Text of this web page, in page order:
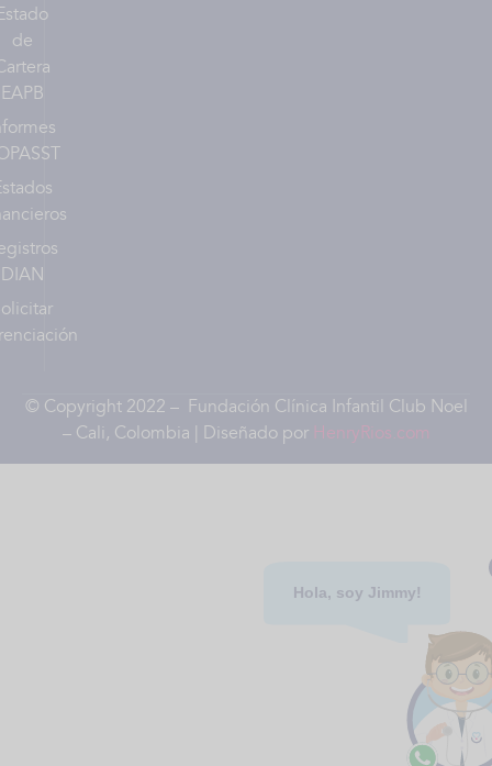
Hola, soy Jimmy!
de
EAPB
DIAN
© Copyright 2022 – Fundación Clínica Infantil Club Noel
– Cali, Colombia | Diseñado por HenryRios.com